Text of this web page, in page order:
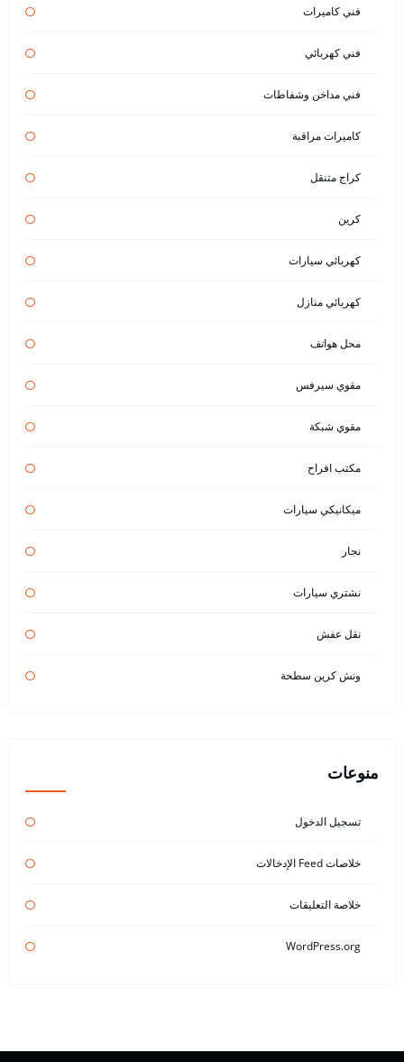
فني كاميرات
فني كهربائي
فني مداخن وشفاطات
كاميرات مراقبة
كراج متنقل
كرين
كهربائي سيارات
كهربائي منازل
محل هواتف
مقوي سيرفس
مقوي شبكة
مكتب افراح
ميكانيكي سيارات
نجار
نشتري سيارات
نقل عفش
ونش كرين سطحة
منوعات
تسجيل الدخول
خلاصات Feed الإدخالات
خلاصة التعليقات
WordPress.org